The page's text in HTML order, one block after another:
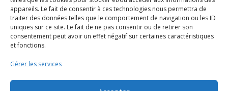
appareils. Le fait de consentir à ces technologies nous permettra de
traiter des données telles que le comportement de navigation ou les ID
uniques sur ce site. Le fait de ne pas consentir ou de retirer son
consentement peut avoir un effet négatif sur certaines caractéristiques
et fonctions.
Gérer les services
Contact
Nous contacter
Politique de confidentialités
Politique de cookies